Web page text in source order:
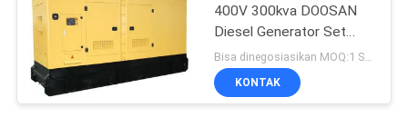
400V 300kva DOOSAN
Diesel Generator Set
P126TI HCI444D
KONTAK